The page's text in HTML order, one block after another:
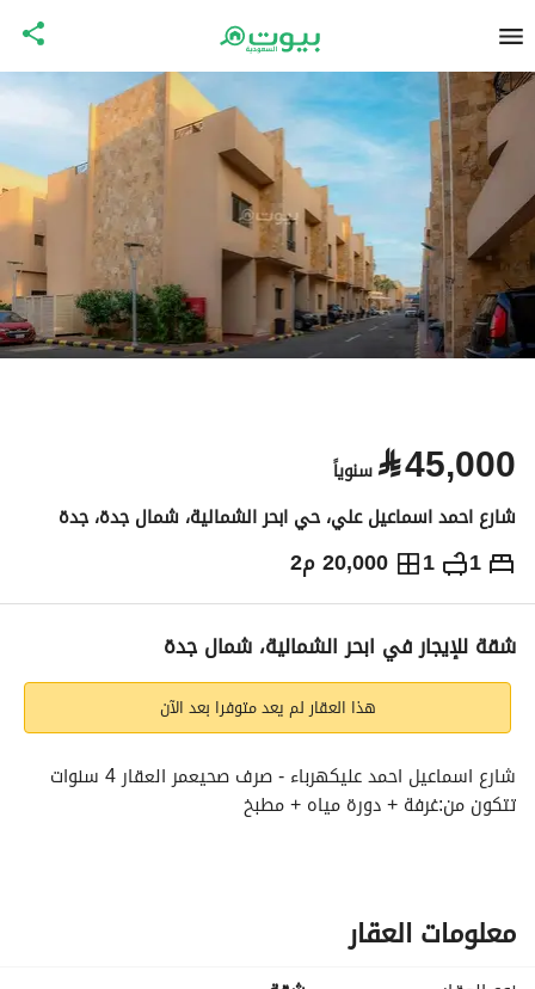
⃁45,000 سنوياً
شارع احمد اسماعيل علي، حي ابحر الشمالية، شمال جدة، جدة
1
1 20,000 م2 ⃁
45,000سنوياً
الإعلان الاماكن القريبة
شقة للإيجار في ابحر الشمالية، شمال جدة
هذا العقار لم يعد متوفرا بعد الآن
شارع اسماعيل احمد عليكهرباء - صرف صحيعمر العقار 4 سنوات
تتكون من:غرفة + دورة مياه + مطبخ
معلومات العقار